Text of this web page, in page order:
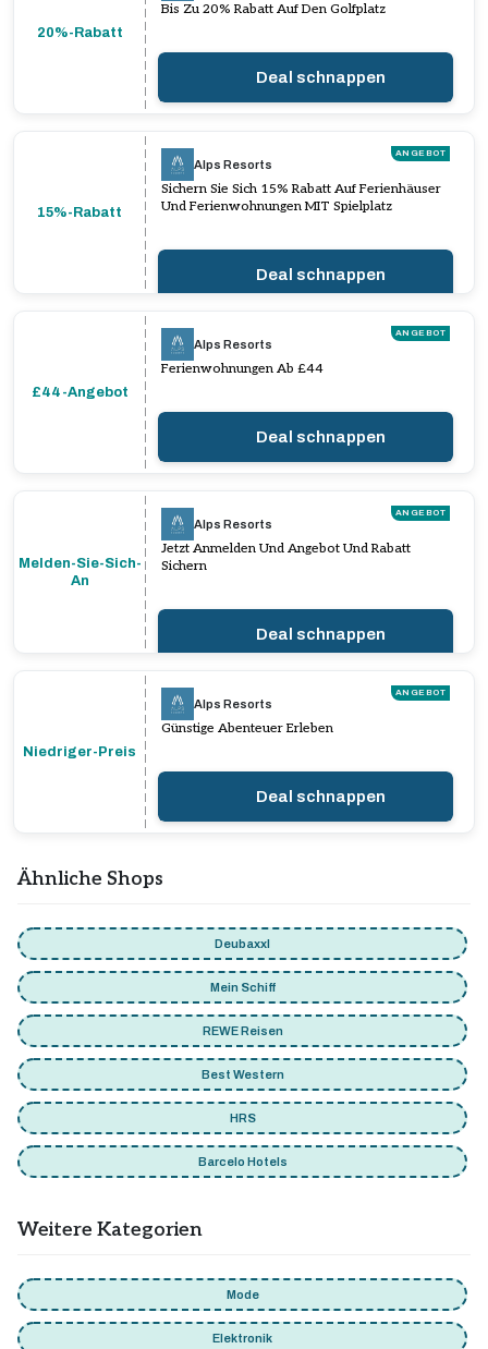
20%-Rabatt
Bis Zu 20% Rabatt Auf Den Golfplatz
Deal schnappen
15%-Rabatt
ANGEBOT
Alps Resorts
Sichern Sie Sich 15% Rabatt Auf Ferienhäuser
Und Ferienwohnungen MIT Spielplatz
Deal schnappen
£44-Angebot
ANGEBOT
Alps Resorts
Ferienwohnungen Ab £44
Deal schnappen
Melden-Sie-Sich-
An
ANGEBOT
Alps Resorts
Jetzt Anmelden Und Angebot Und Rabatt
Sichern
Deal schnappen
Niedriger-Preis
ANGEBOT
Alps Resorts
Günstige Abenteuer Erleben
Deal schnappen
Ähnliche Shops
Deubaxxl
Mein Schiff
REWE Reisen
Best Western
HRS
Barcelo Hotels
Weitere Kategorien
Mode
Elektronik